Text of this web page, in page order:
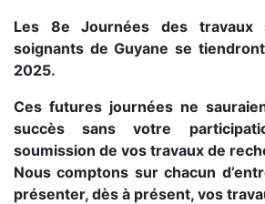
Les 8e Journées des travaux
soignants de Guyane se
2025.
Ces futures journées ne
succès sans votre
soumission de vos travaux de
Nous comptons sur chacun
présenter, dès à présent, vos